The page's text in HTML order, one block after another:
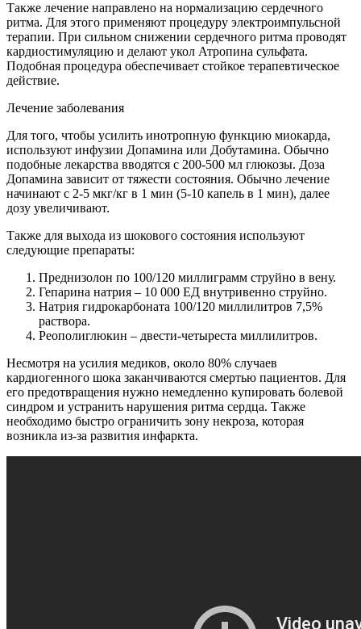
Также лечение направлено на нормализацию сердечного
ритма. Для этого применяют процедуру электроимпульсной
терапии. При сильном снижении сердечного ритма проводят
кардиостимуляцию и делают укол Атропина сульфата.
Подобная процедура обеспечивает стойкое терапевтическое
действие.
Лечение заболевания
Для того, чтобы усилить инотропную функцию миокарда,
используют инфузии Допамина или Добутамина. Обычно
подобные лекарства вводятся с 200-500 мл глюкозы. Доза
Допамина зависит от тяжести состояния. Обычно лечение
начинают с 2-5 мкг/кг в 1 мин (5-10 капель в 1 мин), далее
дозу увеличивают.
Также для выхода из шокового состояния используют
следующие препараты:
Преднизолон по 100/120 миллиграмм струйно в вену.
Гепарина натрия – 10 000 ЕД внутривенно струйно.
Натрия гидрокарбоната 100/120 миллилитров 7,5%
раствора.
Реополиглюкин – двести-четыреста миллилитров.
Несмотря на усилия медиков, около 80% случаев
кардиогенного шока заканчиваются смертью пациентов. Для
его предотвращения нужно немедленно купировать болевой
синдром и устранить нарушения ритма сердца. Также
необходимо быстро ограничить зону некроза, которая
возникла из-за развития инфаркта.